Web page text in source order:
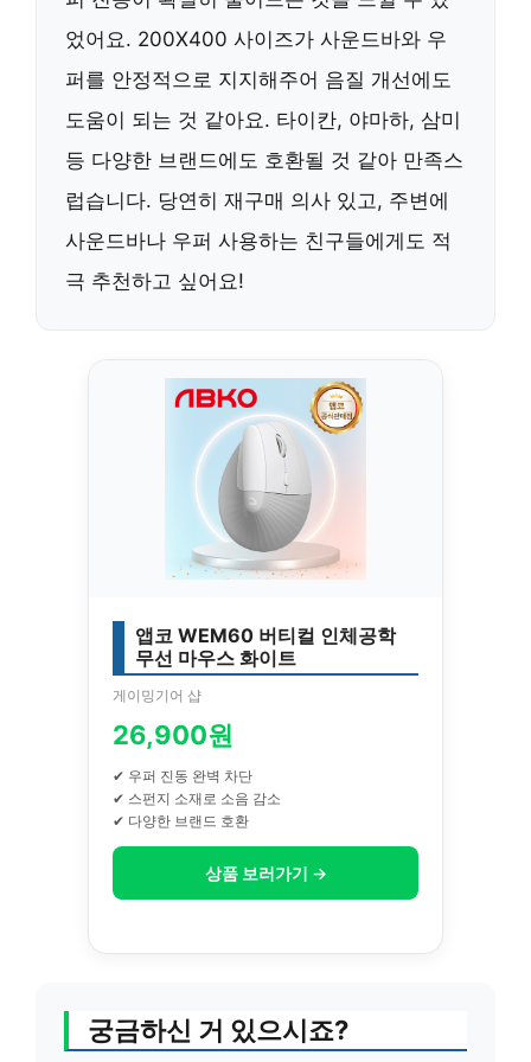
었어요. 200X400 사이즈가 사운드바와 우
퍼를 안정적으로 지지해주어 음질 개선에도
도움이 되는 것 같아요. 타이칸, 야마하, 삼미
등 다양한 브랜드에도 호환될 것 같아 만족스
럽습니다. 당연히 재구매 의사 있고, 주변에
사운드바나 우퍼 사용하는 친구들에게도 적
극 추천하고 싶어요!
앱코 WEM60 버티컬 인체공학
무선 마우스 화이트
게이밍기어 샵
26,900원
✔ 우퍼 진동 완벽 차단
✔ 스펀지 소재로 소음 감소
✔ 다양한 브랜드 호환
상품 보러가기 →
궁금하신 거 있으시죠?